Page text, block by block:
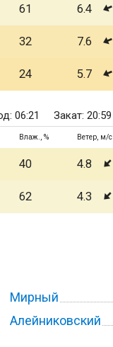
61 6.4
32 7.6
24 5.7
06:21 Закат: 20:59
Влаж., % Ветер, м/с
40 4.8
62 4.3
Мирный
Алейниковский